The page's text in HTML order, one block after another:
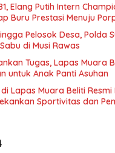
Elang Putih Intern
Buru Prestasi Menuju
Pelosok Desa, Polda
di Musi Rawas
Tugas, Lapas Muara
untuk Anak Panti Asuhan
di Lapas Muara Beliti
Sportivitas dan